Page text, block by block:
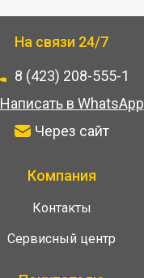
Компания
Контакты
Сервисный центр
На связи 24/7
8 (423) 208-555-1
Написать в WhatsApp
Через сайт